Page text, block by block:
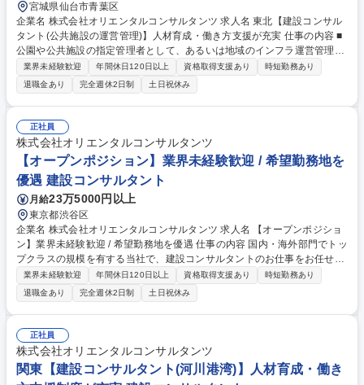
宮城県仙台市青葉区
企業名 株式会社オリエンタルコンサルタンツ 求人名 東北【建設コンサル
タント(公共施設の運営管理)】人材育成・働き方支援が充実 仕事の内容 ■
公園や公共施設の指定管理者として、あるいは地域のインフラ運営管理者
として、自ら投資し収益を生み出すビジネスを推進しています。様々なイ
ンフラの運営管理、PPP/PFI導入可能性検討なども行っています。 コンサ
ルタントとして、社会インフラに関するPPP／PFI事業への導入可能性検
討、アドバイザリー業務、公共施設の運営管理（指定管理者、包括管理
等）のほか、事業推進PPPなどを行います。また、自らが事業者として行
う事業経営を目指して事業領域を拡大しています。 《案件事例》 北九州
市立浅生スポーツセンターの指定管理者、南アルプス市におけるモビリテ
ィレンタルサービス 等 募集職種 東北【建設コンサルタント(公共施設の運
営管理)】人材育成・働き方支援が充実
業界未経験歓迎 年間休日120日以上 資格取得支援あり
時短勤務あり
退職金あり
完全週休2日制 土日祝休み
正社員
株式会社オリエンタルコンサルタンツ
【オープンポジション】業界未経験歓迎 / 希望勤務地を
優遇 建設コンサルタント
月給23万5000円以上
東京都渋谷区
企業名 株式会社オリエンタルコンサルタンツ 求人名 【オープンポジショ
ン】業界未経験歓迎 / 希望勤務地を優遇 仕事の内容 国内・海外部門でトッ
プクラスの規模を有する当社で、建設コンサルタントのお仕事をお任せい
たします。 ※勤務地は選考中にご希望を確認いたします。 ご経験・ご希
望から下記いずれかの分野に配属予定です。 ＜配属候補＞保全、防災、道
路、交通、河川港湾、都市デザイン、地域活性化、公共施設の運営管理、
環境、上下水道、地下構造、インフラ施設の電気・通信設備、施工監理・
発注者支援業務 ★建設プロセス全体をコーディネートする「総合」事業を
展開したり、自らが事業者になってビジネスを行う「事業経営」を推進す
る等、建設コンサルタントを超えた価値提供に挑戦可能。 募集職種 【オ
ープンポジション】業界未経験歓迎 / 希望勤務地を優遇
業界未経験歓迎 年間休日120日以上 資格取得支援あり
時短勤務あり
退職金あり
完全週休2日制 土日祝休み
正社員
株式会社オリエンタルコンサルタンツ
関東【建設コンサルタント(河川港湾)】人材育成・働き